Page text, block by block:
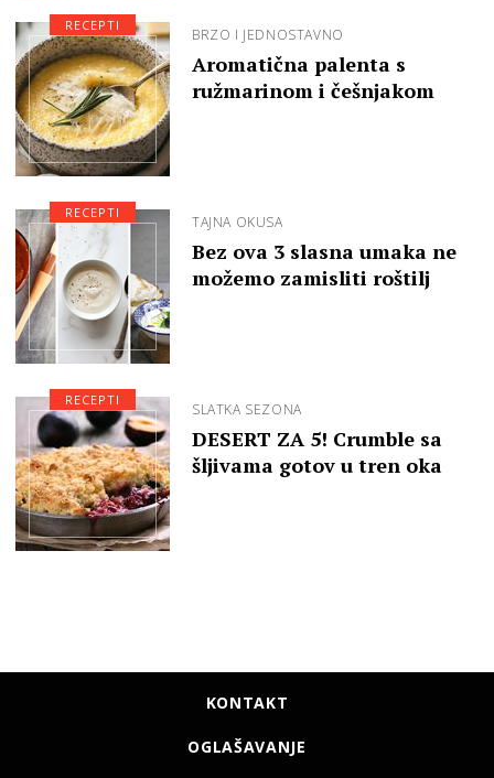
BRZO I JEDNOSTAVNO
Aromatična palenta s
ružmarinom i češnjakom
RECEPTI
TAJNA OKUSA
Bez ova 3 slasna umaka ne
možemo zamisliti roštilj
RECEPTI
SLATKA SEZONA
DESERT ZA 5! Crumble sa
šljivama gotov u tren oka
RECEPTI
KONTAKT
OGLAŠAVANJE